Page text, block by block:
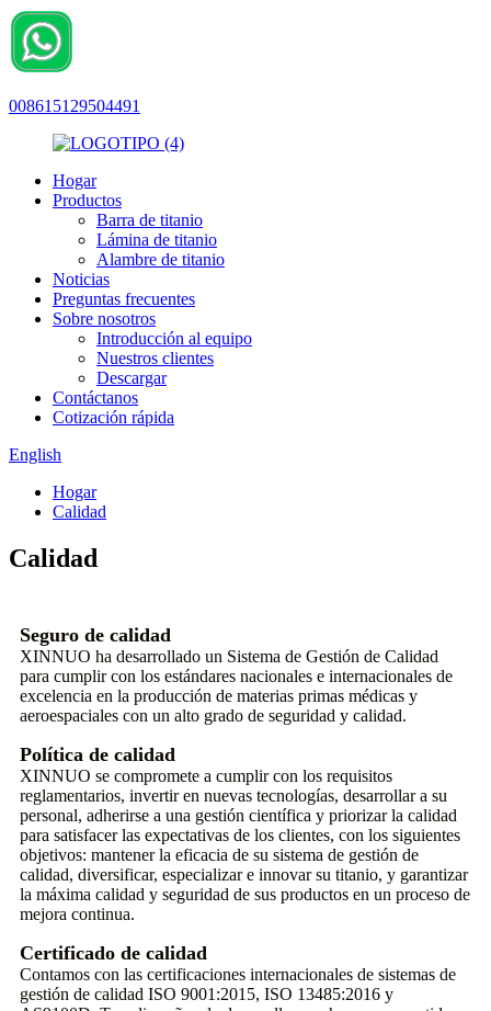
008615129504491
Hogar
Productos
Barra de titanio
Lámina de titanio
Alambre de titanio
Noticias
Preguntas frecuentes
Sobre nosotros
Introducción al equipo
Nuestros clientes
Descargar
Contáctanos
Cotización rápida
English
Hogar
Calidad
Calidad
Seguro de calidad
XINNUO ha desarrollado un Sistema de Gestión de Calidad
para cumplir con los estándares nacionales e internacionales de
excelencia en la producción de materias primas médicas y
aeroespaciales con un alto grado de seguridad y calidad.
Política de calidad
XINNUO se compromete a cumplir con los requisitos
reglamentarios, invertir en nuevas tecnologías, desarrollar a su
personal, adherirse a una gestión científica y priorizar la calidad
para satisfacer las expectativas de los clientes, con los siguientes
objetivos: mantener la eficacia de su sistema de gestión de
calidad, diversificar, especializar e innovar su titanio, y garantizar
la máxima calidad y seguridad de sus productos en un proceso de
mejora continua.
Certificado de calidad
Contamos con las certificaciones internacionales de sistemas de
gestión de calidad ISO 9001:2015, ISO 13485:2016 y